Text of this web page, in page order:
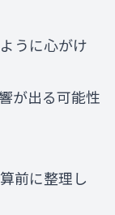
うに心がけ
が出る可能性
前に整理し